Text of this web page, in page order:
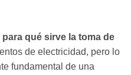
qué sirve la toma de
de electricidad, pero lo
fundamental de una